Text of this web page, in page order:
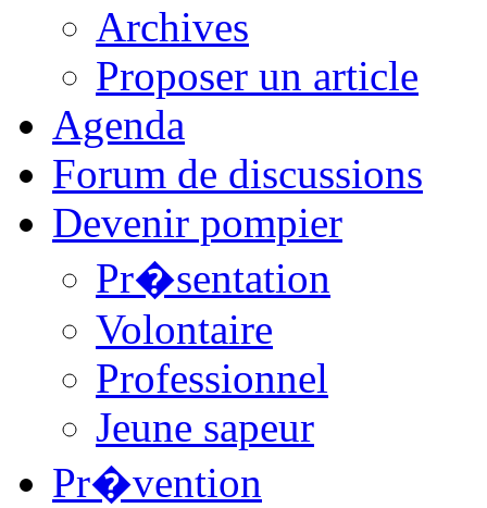
Archives
Proposer un article
Agenda
Forum de discussions
Devenir pompier
Pr�sentation
Volontaire
Professionnel
Jeune sapeur
Pr�vention